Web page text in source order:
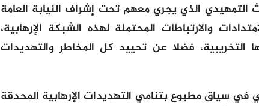
التمهيدي الذي يجري معهم تحت إشراف النيابة العامة
والارتباطات المحتملة لهذه الشبكة الإرهابية،
فضلا عن تحييد كل المخاطر والتهديدات
في سياق مطبوع بتنامي التهديدات الإرهابية المحدقة